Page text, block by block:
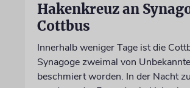
Hakenkreuz an
Cottbus
Innerhalb weniger Tage ist die
Synagoge zweimal von
beschmiert worden. In der Nacht